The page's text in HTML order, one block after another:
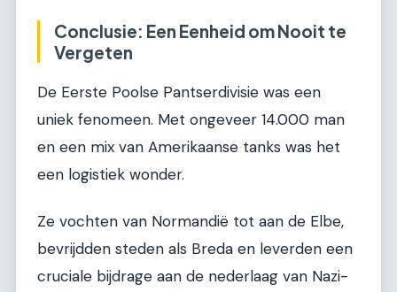
Conclusie: Een Eenheid om Nooit te
Vergeten
De Eerste Poolse Pantserdivisie was een
uniek fenomeen. Met ongeveer 14.000 man
en een mix van Amerikaanse tanks was het
een logistiek wonder.
Ze vochten van Normandië tot aan de Elbe,
bevrijdden steden als Breda en leverden een
cruciale bijdrage aan de nederlaag van Nazi-